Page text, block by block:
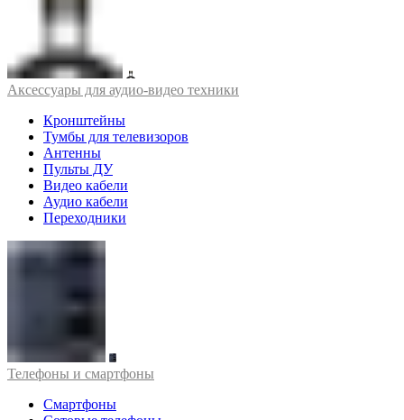
Аксессуары для аудио-видео техники
Кронштейны
Тумбы для телевизоров
Антенны
Пульты ДУ
Видео кабели
Аудио кабели
Переходники
Телефоны и смартфоны
Смартфоны